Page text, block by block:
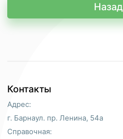
Назад
Контакты
Адрес:
г. Барнаул. пр. Ленина, 54а
Справочная: